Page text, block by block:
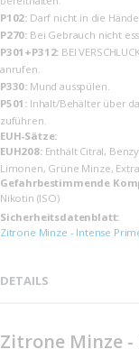
P102: Darf nicht in die
P270: Bei Gebrauch nicht
P301+P312: BEI
anrufen.
P330: Mund ausspülen.
P501: Inhalt/Behälter über
zuführen.
EUH-Sätze:
EUH208:Enthält Citral,
Limonen, Grüne Minze,
Gefahrbestimmende
Nikotin (ISO)
Sicherheits­datenblatt:
Zitrone Minze - Intense
DETAILS
Zitrone Minze